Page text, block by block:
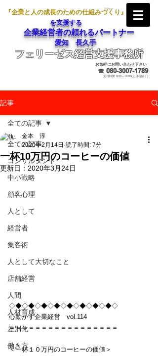
『企業と人の成長のための仕組みづくり』
を支援する
企業経営者の頼れるパートナー
愛知 長久手
フェリーゼス経営支援事務所
お気軽にお問い合わせ下さい
☎ 080-3007-1789
受付時間 9:00～18:00(土日祝除く)
記事
全ての記事
コンサルタント
中小戦略
顧客心理
人として
経営者
集客術
人として大切なこと
店舗経営
人間
人材育成
差別化
働き方
全ての記事
一杯10万円のコーヒーの価値
金本 淳
2020年2月14日 読了時間: 7分
更新日： 2020年3月24日
◇◆◇◆◇◆◇◆◇◆◇◆◇◆◇◆◇
心動かす企業経営　vol.114
＝＝＝＝＝＝＝＝＝＝＝＝＝＝＝＝＝
＜一杯１０万円のコーヒーの価値＞